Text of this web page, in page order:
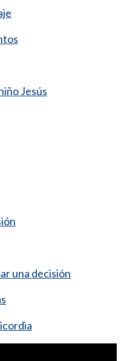
Jesús
una decisión